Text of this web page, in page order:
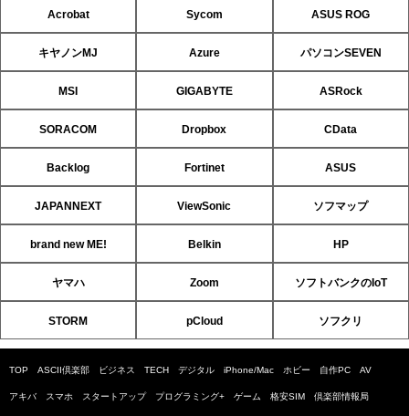
Acrobat Sycom ASUS ROG
キヤノンMJ Azure パソコンSEVEN
MSI GIGABYTE ASRock
SORACOM Dropbox CData
Backlog Fortinet ASUS
JAPANNEXT ViewSonic ソフマップ
brand new ME! Belkin HP
ヤマハ Zoom ソフトバンクのIoT
STORM pCloud ソフクリ
TOP ASCII倶楽部 ビジネス TECH デジタル iPhone/Mac ホビー 自作PC AV
アキバ スマホ スタートアップ プログラミング+ ゲーム 格安SIM 倶楽部情報局